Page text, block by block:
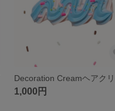
Decoration Creamヘアク
1,000円